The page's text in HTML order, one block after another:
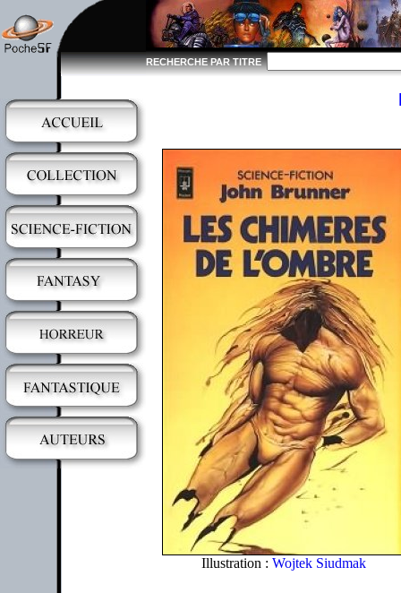
RECHERCHE PAR TITRE
Illustration : Wojtek Siudmak